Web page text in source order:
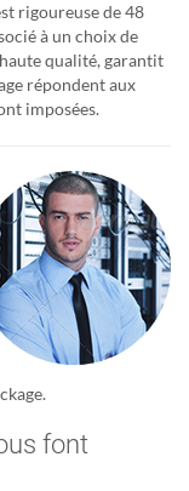
rigoureuse de 48
à un choix de
qualité, garantit
répondent aux
imposées.
font